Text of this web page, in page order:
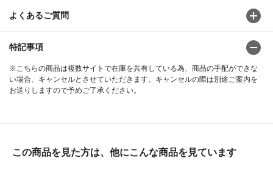
よくあるご質問
特記事項
※こちらの商品は複数サイトで在庫を共有している為、商品の手配ができな
い場合、キャンセルとさせていただきます。キャンセルの際は別途ご案内を
お送りしますので予めご了承ください。
この商品を見た方は、他にこんな商品を見ています